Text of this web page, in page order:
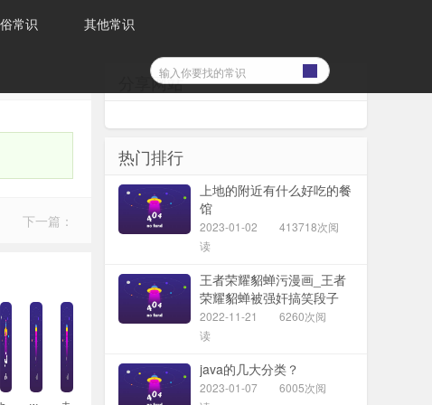
常识 其他常识
下一篇：
分享网站
热门排行
上地的附近有什么好吃的餐
馆
2023-01-02
413718次阅
读
王者荣耀貂蝉污漫画_王者
荣耀貂蝉被强奸搞笑段子
2022-11-21
6260次阅
读
java的几大分类？
2023-01-07
6005次阅